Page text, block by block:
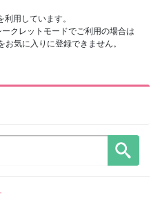
利用しています。
クレットモードでご利用の場合は
気に入りに登録できません。